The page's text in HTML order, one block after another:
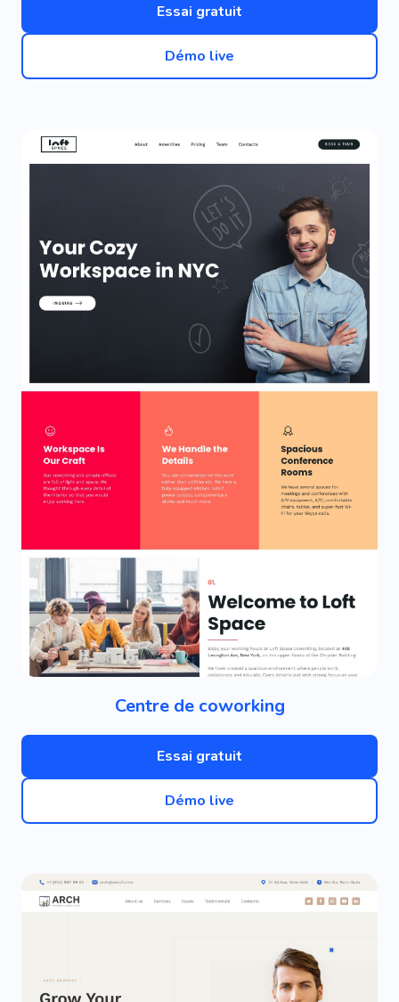
Essai gratuit
Démo live
Centre de coworking
Essai gratuit
Démo live